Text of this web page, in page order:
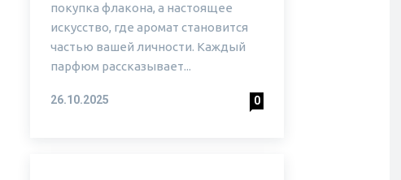
покупка флакона, а настоящее
искусство, где аромат становится
частью вашей личности. Каждый
парфюм рассказывает...
26.10.2025 0